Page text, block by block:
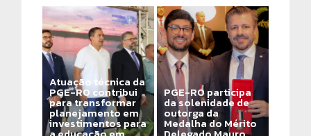
Atuação técnica da
PGE-RO contribui
para transformar
planejamento em
investimentos para
PGE-RO participa
da solenidade de
outorga da
Medalha do Mérito